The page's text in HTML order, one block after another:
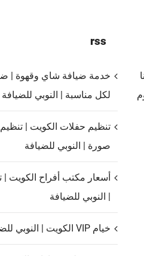
rss
خدمة ضيافة شاي وقهوة |
لكل مناسبة | النوبي للضيافة
تنظيم حفلات الكويت |
صورة | النوبي للضيافة
أسعار مكتب أفراح الكويت |
| النوبي للضيافة
خيام VIP الكويت | النوبي للضيافة لتجهيز المناسبات الفاخرة